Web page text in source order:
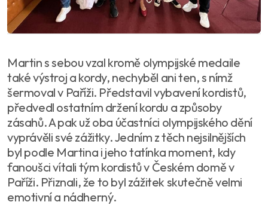
Martin s sebou vzal kromě olympijské medaile
také výstroj a kordy, nechyběl ani ten, s nímž
šermoval v Paříži. Představil vybavení kordistů,
předvedl ostatním držení kordu a způsoby
zásahů. A pak už oba účastníci olympijského dění
vyprávěli své zážitky. Jedním z těch nejsilnějších
byl podle Martina i jeho tatínka moment, kdy
fanoušci vítali tým kordistů v Českém domě v
Paříži. Přiznali, že to byl zážitek skutečně velmi
emotivní a nádherný.